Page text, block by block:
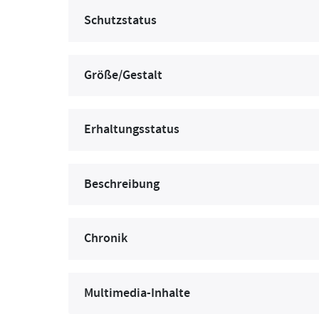
Schutzstatus
Größe/Gestalt
Erhaltungsstatus
Beschreibung
Chronik
Multimedia-Inhalte